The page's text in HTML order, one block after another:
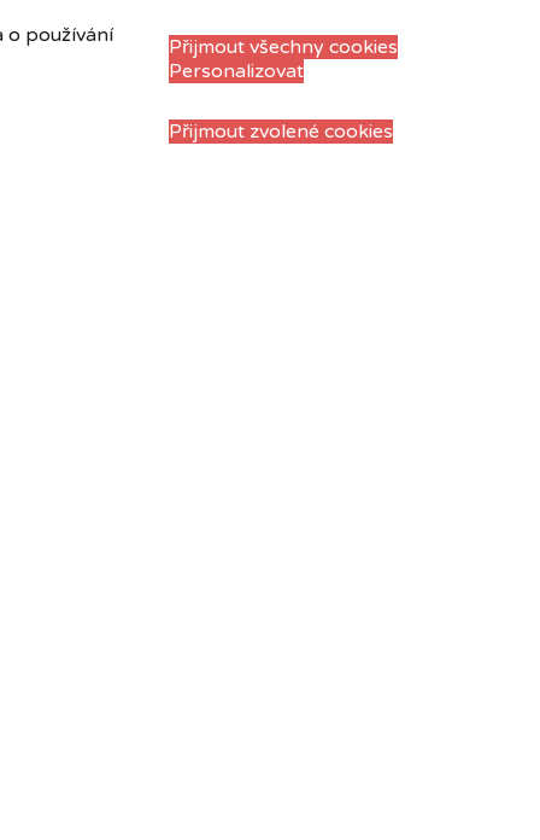
o používání
Přijmout všechny cookies
Personalizovat
Přijmout zvolené cookies